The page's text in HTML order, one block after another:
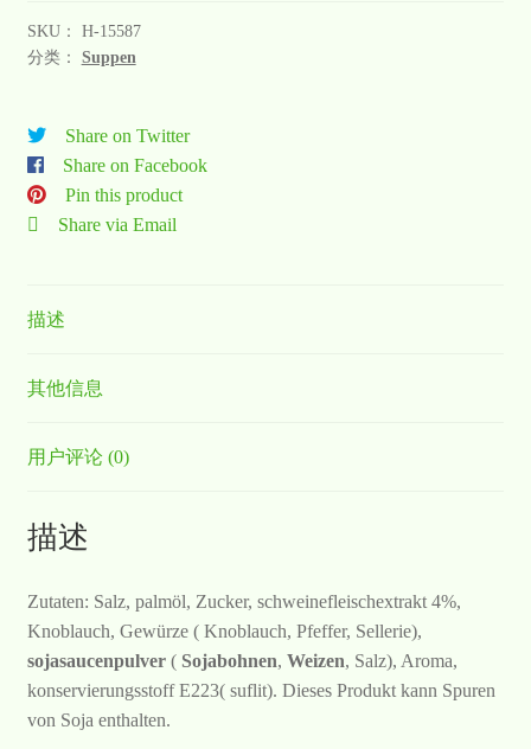
SKU： H-15587
分类： Suppen
Share on Twitter
Share on Facebook
Pin this product
Share via Email
描述
其他信息
用户评论 (0)
描述
Zutaten: Salz, palmöl, Zucker, schweinefleischextrakt 4%,
Knoblauch, Gewürze ( Knoblauch, Pfeffer, Sellerie),
sojasaucenpulver( Sojabohnen, Weizen, Salz), Aroma,
konservierungsstoff E223( suflit). Dieses Produkt kann Spuren
von Soja enthalten.